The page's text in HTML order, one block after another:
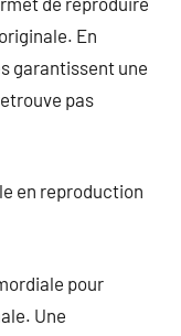
En
garantissent une
pas
en reproduction
pour
Une